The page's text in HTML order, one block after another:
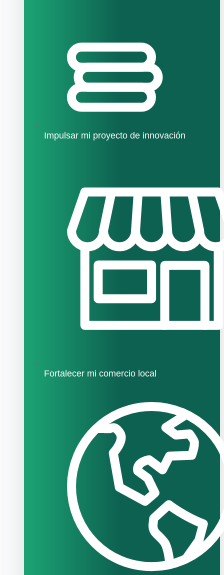
Impulsar mi proyecto de innovación
Fortalecer mi comercio local